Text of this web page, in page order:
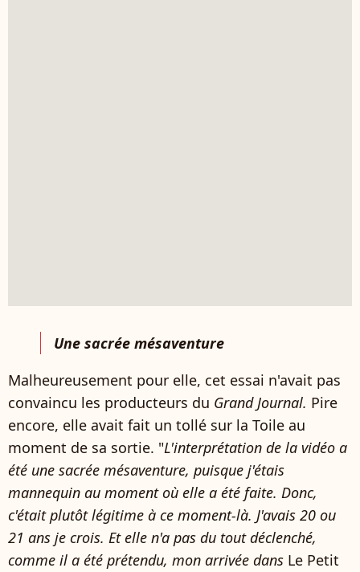
Une sacrée mésaventure
Malheureusement pour elle, cet essai n'avait pas
convaincu les producteurs du Grand Journal. Pire
encore, elle avait fait un tollé sur la Toile au
moment de sa sortie. "L'interprétation de la vidéo a
été une sacrée mésaventure, puisque j'étais
mannequin au moment où elle a été faite. Donc,
c'était plutôt légitime à ce moment-là. J'avais 20 ou
21 ans je crois. Et elle n'a pas du tout déclenché,
comme il a été prétendu, mon arrivée dans Le Petit